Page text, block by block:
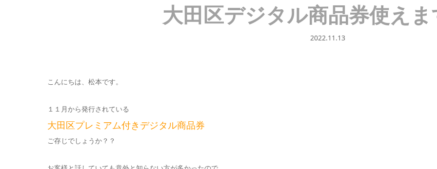
大田区デジタル商品券使え
2022.11.13
こんにちは、松本です。
１１月から発行されている
大田区プレミアム付きデジタル商品券
ご存じでしょうか？？